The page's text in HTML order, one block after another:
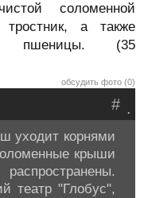
соломенной
тростник, а также
пшеницы. (35
обсудить фото (0)
.
#
уходит корнями
крыши
театр "Глобус",